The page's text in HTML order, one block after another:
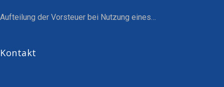
Aufteilung der Vorsteuer bei Nutzung eines…
Kontakt